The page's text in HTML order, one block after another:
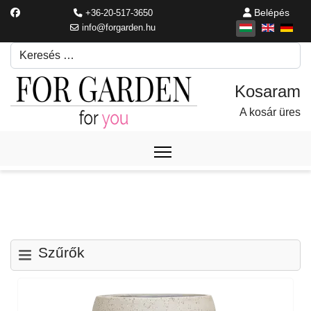
+36-20-517-3650
info@forgarden.hu
Belépés
Keresés
Írjon be egy keresési kifejezést.
A kosár üres
Szűrők